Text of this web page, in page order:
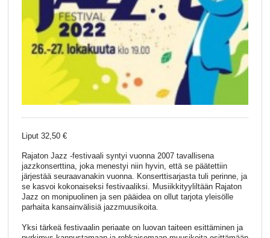
Liput 32,50 €
Rajaton Jazz -festivaali syntyi vuonna 2007 tavallisena
jazzkonserttina, joka menestyi niin hyvin, että se päätettiin
järjestää seuraavanakin vuonna. Konserttisarjasta tuli perinne, ja
se kasvoi kokonaiseksi festivaaliksi. Musiikkityyliltään Rajaton
Jazz on monipuolinen ja sen pääidea on ollut tarjota yleisölle
parhaita kansainvälisiä jazzmuusikoita.
Yksi tärkeä festivaalin periaate on luovan taiteen esittäminen ja